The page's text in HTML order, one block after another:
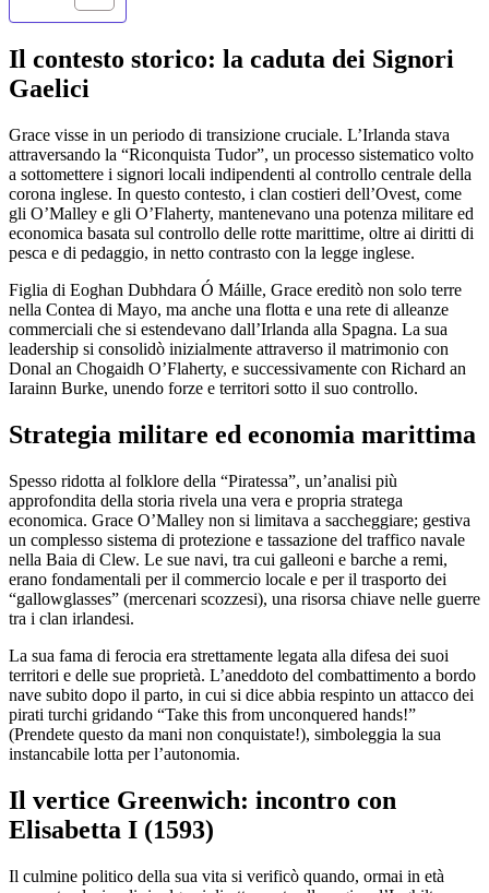
Il contesto storico: la caduta dei Signori
Gaelici
Grace visse in un periodo di transizione cruciale. L’Irlanda stava
attraversando la “Riconquista Tudor”, un processo sistematico volto
a sottomettere i signori locali indipendenti al controllo centrale della
corona inglese. In questo contesto, i clan costieri dell’Ovest, come
gli O’Malley e gli O’Flaherty, mantenevano una potenza militare ed
economica basata sul controllo delle rotte marittime, oltre ai diritti di
pesca e di pedaggio, in netto contrasto con la legge inglese.
Figlia di Eoghan Dubhdara Ó Máille, Grace ereditò non solo terre
nella Contea di Mayo, ma anche una flotta e una rete di alleanze
commerciali che si estendevano dall’Irlanda alla Spagna. La sua
leadership si consolidò inizialmente attraverso il matrimonio con
Donal an Chogaidh O’Flaherty, e successivamente con Richard an
Iarainn Burke, unendo forze e territori sotto il suo controllo.
Strategia militare ed economia marittima
Spesso ridotta al folklore della “Piratessa”, un’analisi più
approfondita della storia rivela una vera e propria stratega
economica. Grace O’Malley non si limitava a saccheggiare; gestiva
un complesso sistema di protezione e tassazione del traffico navale
nella Baia di Clew. Le sue navi, tra cui galleoni e barche a remi,
erano fondamentali per il commercio locale e per il trasporto dei
“gallowglasses” (mercenari scozzesi), una risorsa chiave nelle guerre
tra i clan irlandesi.
La sua fama di ferocia era strettamente legata alla difesa dei suoi
territori e delle sue proprietà. L’aneddoto del combattimento a bordo
nave subito dopo il parto, in cui si dice abbia respinto un attacco dei
pirati turchi gridando “Take this from unconquered hands!”
(Prendete questo da mani non conquistate!), simboleggia la sua
instancabile lotta per l’autonomia.
Il vertice Greenwich: incontro con
Elisabetta I (1593)
Il culmine politico della sua vita si verificò quando, ormai in età